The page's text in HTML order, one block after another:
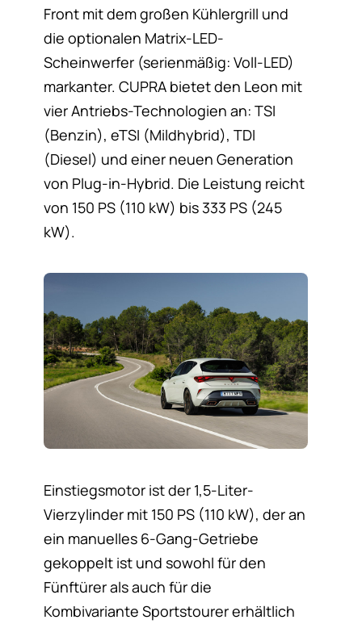
Front mit dem großen Kühlergrill und
die optionalen Matrix-LED-
Scheinwerfer (serienmäßig: Voll-LED)
markanter. CUPRA bietet den Leon mit
vier Antriebs-Technologien an: TSI
(Benzin), eTSI (Mildhybrid), TDI
(Diesel) und einer neuen Generation
von Plug-in-Hybrid. Die Leistung reicht
von 150 PS (110 kW) bis 333 PS (245
kW).
Einstiegsmotor ist der 1,5-Liter-
Vierzylinder mit 150 PS (110 kW), der an
ein manuelles 6-Gang-Getriebe
gekoppelt ist und sowohl für den
Fünftürer als auch für die
Kombivariante Sportstourer erhältlich